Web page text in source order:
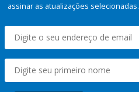
assinar as atualizações selecionadas.